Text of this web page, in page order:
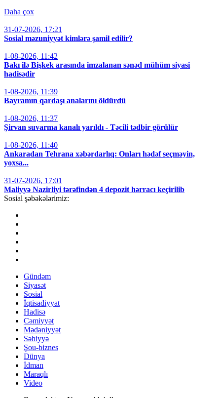
Daha çox
31-07-2026, 17:21
Sosial məzuniyyət kimlərə şamil edilir?
1-08-2026, 11:42
Bakı ilə Bişkek arasında imzalanan sənəd mühüm siyasi
hadisədir
1-08-2026, 11:39
Bayramın qardaşı analarını öldürdü
1-08-2026, 11:37
Şirvan suvarma kanalı yarıldı - Təcili tədbir görülür
1-08-2026, 11:40
Ankaradan Tehrana xəbərdarlıq: Onları hədəf seçməyin,
yoxsa...
31-07-2026, 17:01
Maliyyə Nazirliyi tərəfindən 4 depozit hərracı keçirilib
Sosial şəbəkələrimiz:
Gündəm
Siyasət
Sosial
İqtisadiyyat
Hadisə
Cəmiyyət
Mədəniyyət
Səhiyyə
Şou-biznes
Dünya
İdman
Maraqlı
Video